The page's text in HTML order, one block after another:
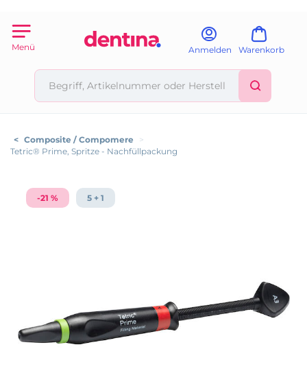
Menü Anmelden Warenkorb
< Composite / Compomere
>
Tetric® Prime, Spritze - Nachfüllpackung
-21 % 5 + 1